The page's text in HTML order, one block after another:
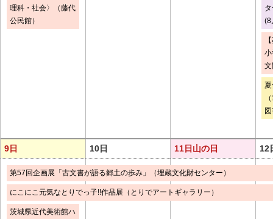
理科・社会〉（藤代
公民館）
(8
9日 10日 11日 山の日 12
第57回企画展「古文書が語る郷土の歩み」（埋蔵文化財センター）
にこにこ元気なとりでっ子!!作品展（とりでアートギャラリー）
茨城県近代美術館ハ